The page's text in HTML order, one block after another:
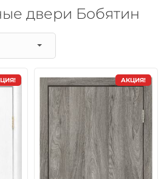
двери Бобятин
АКЦИЯ!